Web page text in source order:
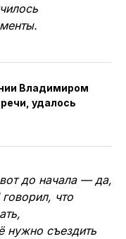
Владимиром
удалось
до начала — да,
что
нужно съездить